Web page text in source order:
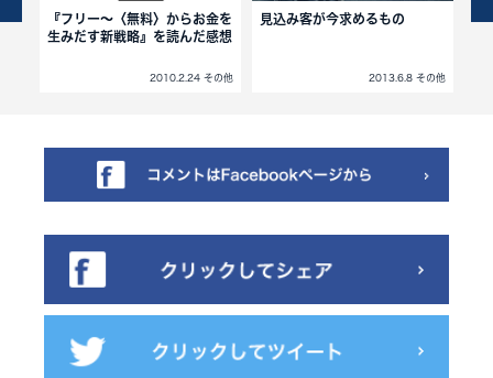
『フリー～〈無料〉からお金を
生みだす新戦略』を読んだ感想
2010.2.24 その他
見込み客が今求めるもの
2013.6.8 その他